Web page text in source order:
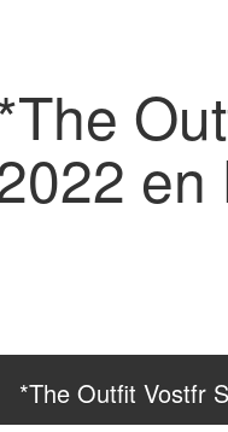
en
*The Outfit Vostfr